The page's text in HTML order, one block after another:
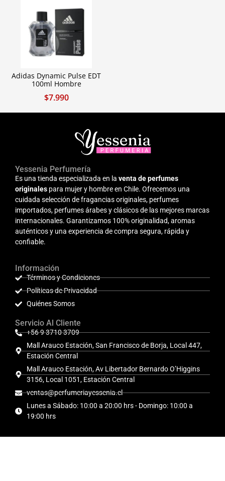
Adidas Dynamic Pulse EDT
100ml Hombre
$7.990
Yessenia Perfumería
Es una tienda especializada en la venta de perfumes
originales para mujer y hombre en Chile. Ofrecemos una
cuidada selección de fragancias originales, perfumes
importados, perfumes árabes y clásicos de las mejores marcas
internacionales. Garantizamos 100% originalidad, aromas
auténticos y una experiencia de compra segura, rápida y
confiable.
Información
Términos y Condiciones
Políticas de Privacidad
Quiénes Somos
Servicio Al Cliente
+56 9 3710 3709
Mall Arauco Estación, San Francisco de Borja, Local 447,
Estación Central
Mall Arauco Estación, Av Libertador Bernardo O’Higgins
3156, Local 1051, Estación Central
ventas@perfumeriayessenia.cl
Lunes a Sábado: 10:00 a 20:00 hrs - Domingo: 10:00 a
19:00 hrs